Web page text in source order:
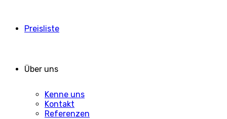
Preisliste
Über uns
Kenne uns
Kontakt
Referenzen